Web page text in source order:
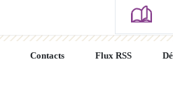
Contacts Flux RSS